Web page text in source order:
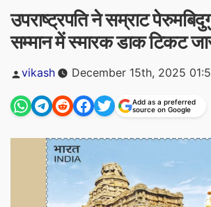
उपराष्ट्रपति ने सम्राट
सम्मान में स्मारक डाक टिकट
Posted
vikash December 15th, 2025
Add as a preferred
source on Google